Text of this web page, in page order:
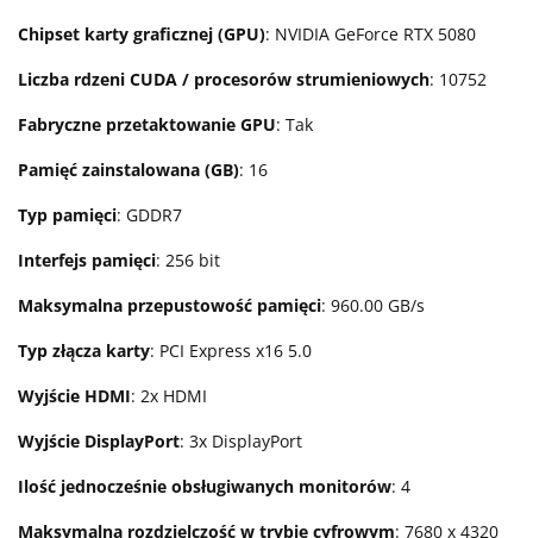
Chipset karty graficznej (GPU): NVIDIA GeForce RTX 5080
Liczba rdzeni CUDA / procesorów strumieniowych: 10752
Fabryczne przetaktowanie GPU: Tak
Pamięć zainstalowana (GB): 16
Typ pamięci: GDDR7
Interfejs pamięci: 256 bit
Maksymalna przepustowość pamięci: 960.00 GB/s
Typ złącza karty: PCI Express x16 5.0
Wyjście HDMI: 2x HDMI
Wyjście DisplayPort: 3x DisplayPort
Ilość jednocześnie obsługiwanych monitorów: 4
Maksymalna rozdzielczość w trybie cyfrowym: 7680 x 4320